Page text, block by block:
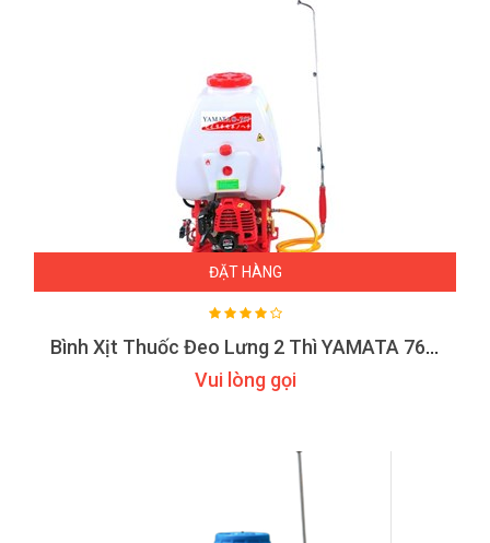
ĐẶT HÀNG
Bình Xịt Thuốc Đeo Lưng 2 Thì YAMATA 768NEW
Vui lòng gọi